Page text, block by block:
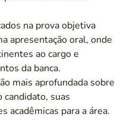
na prova objetiva
apresentação oral, onde
ao cargo e
da banca.
mais aprofundada sobre
suas
acadêmicas para a área.